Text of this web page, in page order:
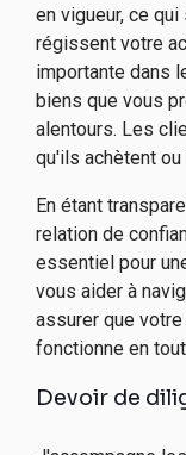
en vigueur, ce
régissent votre
importante dans
biens que vous
alentours. Les
qu'ils achètent ou
En étant
relation de
essentiel pour
vous aider à
assurer que
fonctionne en
Devoir de